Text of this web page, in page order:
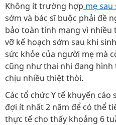
Không ít trường hợp mẹ sau
sớm và bác sĩ buộc phải đề
bảo toàn tính mạng vì nhiều
vỡ kế hoạch sớm sau khi
sức khỏe của người mẹ mà
cũng như thai nhi đang
chịu nhiều thiệt thòi.
Các tổ chức Y tế khuyến
đợi ít nhất 2 năm để có thể
thực tế cho thấy khoảng 6